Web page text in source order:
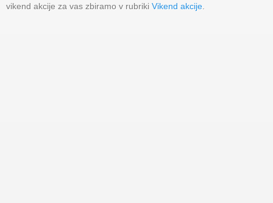
vikend akcije za vas zbiramo v rubriki Vikend akcije